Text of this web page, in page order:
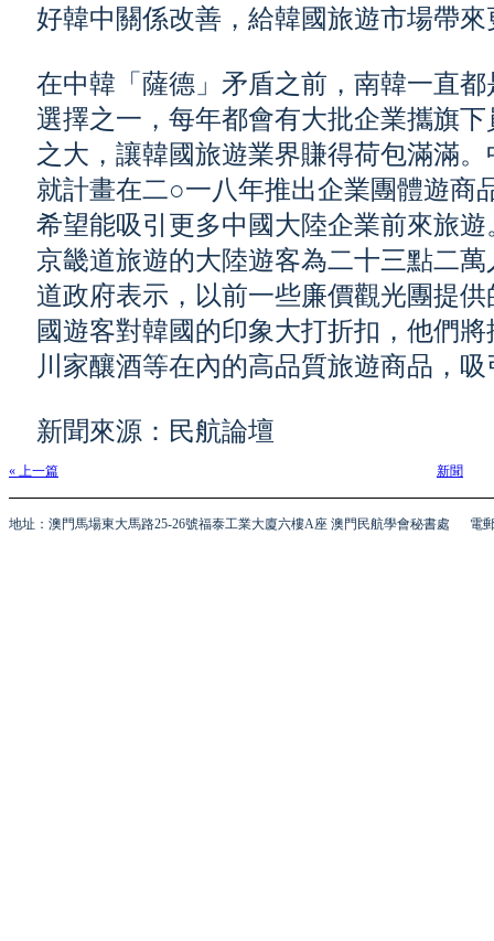
好韓中關係改善，給韓國旅遊市場帶
在中韓「薩德」矛盾之前，南韓一直
選擇之一，每年都會有大批企業攜旗
之大，讓韓國旅遊業界賺得荷包滿滿
就計畫在二○一八年推出企業團體遊商
希望能吸引更多中國大陸企業前來旅
京畿道旅遊的大陸遊客為二十三點二
道政府表示，以前一些廉價觀光團提
國遊客對韓國的印象大打折扣，他們
川家釀酒等在內的高品質旅遊商品，
新聞來源：民航論壇
« 上一篇 新聞
地址：澳門馬場東大馬路25-26號福泰工業大廈六樓A座 澳門民航學會秘書處 電